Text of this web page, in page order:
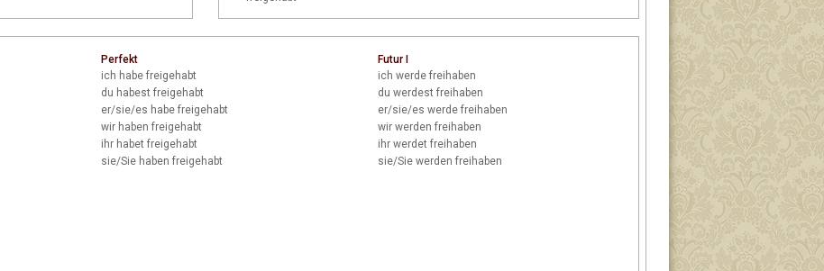
Perfekt
ich habe freigehabt
du habest freigehabt
er/sie/es habe freigehabt
wirhaben freigehabt
ihrhabet freigehabt
sie/Siehaben freigehabt
Futur I
ich werde freihaben
du werdest freihaben
er/sie/es werde freihaben
wirwerden freihaben
ihrwerdet freihaben
sie/Siewerden freihaben